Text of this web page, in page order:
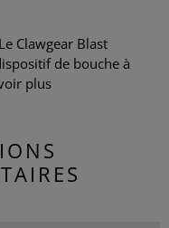
Clawgear Blast
de bouche à
plus